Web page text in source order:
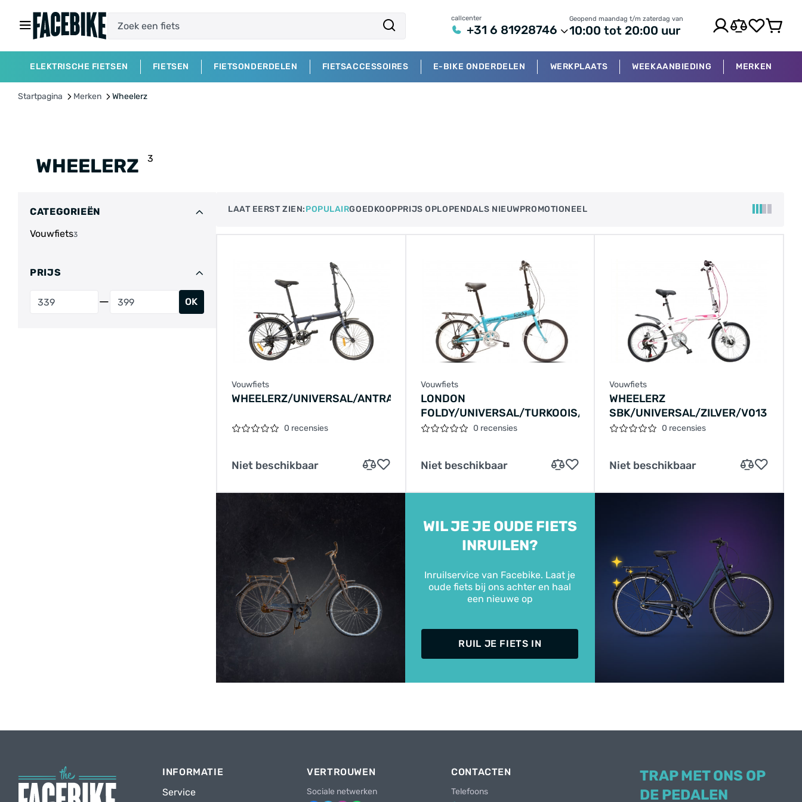
callcenter
+31 6 81928746
Geopend maandag t/m zaterdag van
10:00 tot 20:00 uur
ELEKTRISCHE FIETSEN FIETSEN FIETSONDERDELEN FIETSACCESSOIRES E-BIKE ONDERDELEN WERKPLAATS WEEKAANBIEDING MERKEN
Startpagina Merken Wheelerz
WHEELERZ 3
CATEGORIEËN
Vouwfiets3
PRIJS
OK
LAAT EERST ZIEN:POPULAIRGOEDKOOPPRIJS OPLOPEND​ALS NIEUWPROMOTIONEEL
Vouwfiets
WHEELERZ/UNIVERSAL/ANTRACIET/V006
0 recensies
Niet beschikbaar
Vouwfiets
LONDON
FOLDY/UNIVERSAL/TURKOOIS/V019
0 recensies
Niet beschikbaar
Vouwfiets
WHEELERZ
SBK/UNIVERSAL/ZILVER/V013
0 recensies
Niet beschikbaar
WIL JE JE OUDE FIETS
INRUILEN?
Inruilservice van Facebike. Laat je
oude fiets bij ons achter en haal
een nieuwe op
RUIL JE FIETS IN
INFORMATIE
Service
VERTROUWEN
Sociale netwerken
CONTACTEN
Telefoons
TRAP MET ONS OP
DE PEDALEN